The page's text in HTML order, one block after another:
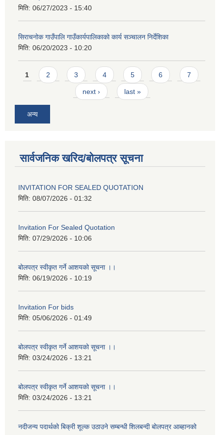
मिति: 06/27/2023 - 15:40
सिराचनोक गाउँपालि गाउँकार्यपालिकाको कार्य सञ्चालन निर्देशिका
मिति: 06/20/2023 - 10:20
Pages
1 2 3 4 5 6 7
next › last »
अन्य
सार्वजनिक खरिद/बोलपत्र सूचना
INVITATION FOR SEALED QUOTATION
मिति: 08/07/2026 - 01:32
Invitation For Sealed Quotation
मिति: 07/29/2026 - 10:06
बोलपत्र स्वीकृत गर्ने आशयको सूचना ।।
मिति: 06/19/2026 - 10:19
Invitation For bids
मिति: 05/06/2026 - 01:49
बोलपत्र स्वीकृत गर्ने आशयको सूचना ।।
मिति: 03/24/2026 - 13:21
बोलपत्र स्वीकृत गर्ने आशयको सूचना ।।
मिति: 03/24/2026 - 13:21
नदीजन्य पदार्थको बिक्री शूल्क उठाउने सम्बन्धी शिलबन्दी बोलपत्र आब्हानको